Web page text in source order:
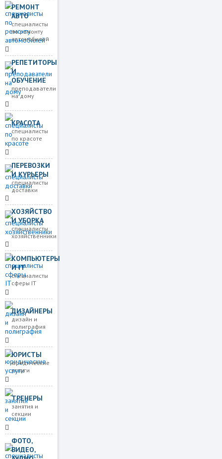
РЕМОНТ
АВТО
специалисты
по ремонту
автомобилей
РЕПЕТИТОРЫ
И
ОБУЧЕНИЕ
преподаватели
на дому
КРАСОТА
специалисты
по красоте
ПЕРЕВОЗКИ
И КУРЬЕРЫ
специалисты
доставки
ХОЗЯЙСТВО
И УБОРКА
специалисты
хозяйственники
КОМПЬЮТЕРЫ
И IT
специалисты
сферы IT
ДИЗАЙНЕРЫ
дизайн и
полиграфия
ЮРИСТЫ
юридические
услуги
ТРЕНЕРЫ
занятия и
секции
ФОТО,
ВИДЕО,